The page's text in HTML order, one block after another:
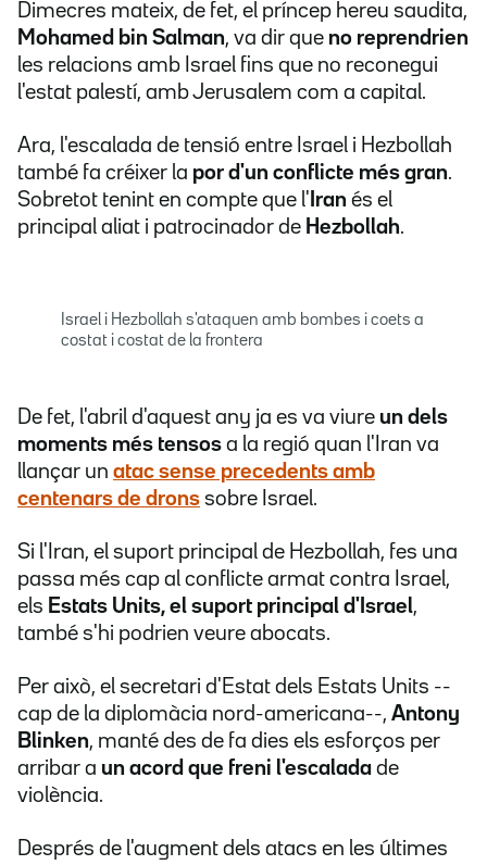
Dimecres mateix, de fet, el príncep hereu saudita,
Mohamed bin Salman, va dir que no reprendrien
les relacions amb Israel fins que no reconegui
l'estat palestí, amb Jerusalem com a capital.
Ara, l'escalada de tensió entre Israel i Hezbollah
també fa créixer la por d'un conflicte més gran.
Sobretot tenint en compte que l' Iran és el
principal aliat i patrocinador de Hezbollah.
Israel i Hezbollah s'ataquen amb bombes i coets a
costat i costat de la frontera
De fet, l'abril d'aquest any ja es va viure un dels
moments més tensos a la regió quan l'Iran va
llançar un atac sense precedents amb
centenars de drons sobre Israel.
Si l'Iran, el suport principal de Hezbollah, fes una
passa més cap al conflicte armat contra Israel,
els Estats Units, el suport principal d'Israel,
també s'hi podrien veure abocats.
Per això, el secretari d'Estat dels Estats Units --
cap de la diplomàcia nord-americana--, Antony
Blinken, manté des de fa dies els esforços per
arribar a un acord que freni l'escalada de
violència.
Després de l'augment dels atacs en les últimes